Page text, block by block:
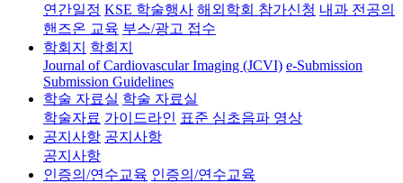
연간일정 KSE 학술행사 해외학회 참가신청 내과 전공의
핸즈온 교육 부스/광고 접수
학회지
학회지
Journal of Cardiovascular Imaging (JCVI) e-Submission
Submission Guidelines
학술 자료실 학술 자료실
학술자료 가이드라인 표준 심초음파 영상
공지사항 공지사항
공지사항
인증의/연수교육 인증의/연수교육